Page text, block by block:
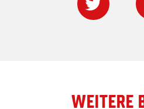
WEITERE